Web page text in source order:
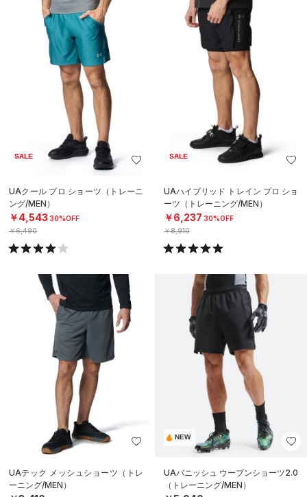
SALE
UAクール プロ ショーツ（トレーニ
ング/MEN）
￥4,543 30%OFF
￥6,490
SALE
UAハイブリッド トレイン プロ ショ
ーツ（トレーニング/MEN）
￥6,237 30%OFF
￥8,910
UAテック メッシュショーツ（トレ
ーニング/MEN）
NEW
UAバニッシュ ウーブンショーツ2.0
（トレーニング/MEN）